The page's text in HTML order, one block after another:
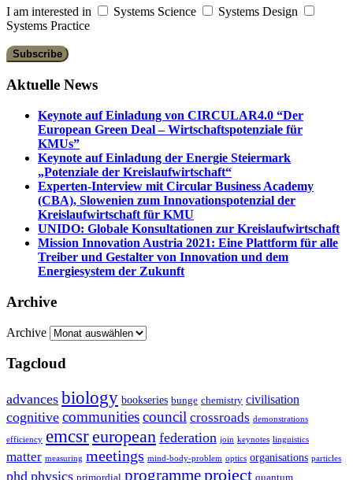
I am interested in Systems Science
Systems Design
Systems Practice
Aktuelle News
Keynote auf Einladung von CIRCULAR4.0 “Der
European Green Deal – Wirtschaftspotenziale für
KMUs”
Keynote auf Einladung der Energie Steiermark
„Potenziale der Kreislaufwirtschaft“
Experten-Interview mit Circular Business Academy
(CBA), Slowenien zum Innovationspotenzial der
Kreislaufwirtschaft für KMU
UNIDO: Globale Konsultationen zur Kreislaufwirtschaft
Mission Innovation Austria 2021: Eine Plattform für alle
Treiber und Gestalter von Innovation und dem
Energiesystem der Zukunft
Archive
Archive
Tagcloud
advances biology bookseries bunge chemistry civilisation
cognitive communitiescouncil crossroads demonstrations
efficiency emcsreuropean federation join keynotes linguistics
matter measuring meetings mind-body-problem optics organisations particles
phd physics primordial programmeproject quantum